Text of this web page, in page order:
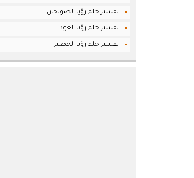
تفسير حلم رؤيا الصولجان
تفسير حلم رؤيا العود
تفسير حلم رؤيا الحصير